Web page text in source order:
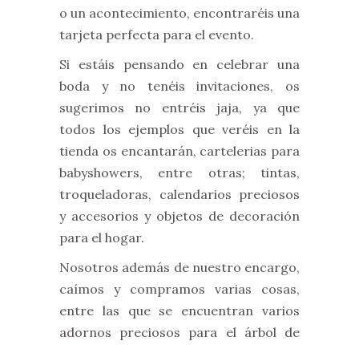
o un acontecimiento, encontraréis una
tarjeta perfecta para el evento.
Si estáis pensando en celebrar una
boda y no tenéis invitaciones, os
sugerimos no entréis jaja, ya que
todos los ejemplos que veréis en la
tienda os encantarán, cartelerias para
babyshowers, entre otras; tintas,
troqueladoras, calendarios preciosos
y accesorios y objetos de decoración
para el hogar.
Nosotros además de nuestro encargo,
caímos y compramos varias cosas,
entre las que se encuentran varios
adornos preciosos para el árbol de